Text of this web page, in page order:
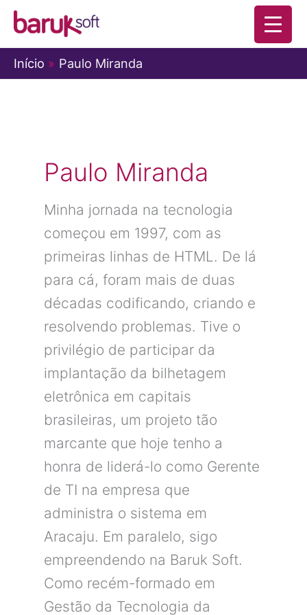
para
o
conteúdo
Início Paulo Miranda
Paulo Miranda
Minha jornada na tecnologia
começou em 1997, com as
primeiras linhas de HTML. De lá
para cá, foram mais de duas
décadas codificando, criando e
resolvendo problemas. Tive o
privilégio de participar da
implantação da bilhetagem
eletrônica em capitais
brasileiras, um projeto tão
marcante que hoje tenho a
honra de liderá-lo como Gerente
de TI na empresa que
administra o sistema em
Aracaju. Em paralelo, sigo
empreendendo na Baruk Soft.
Como recém-formado em
Gestão da Tecnologia da